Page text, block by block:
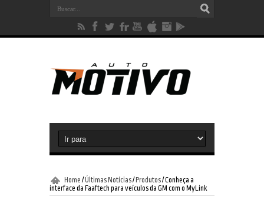
Home /Últimas Notícias/ Produtos/Conheça a
interface da Faaftech para veículos da GM com o MyLink